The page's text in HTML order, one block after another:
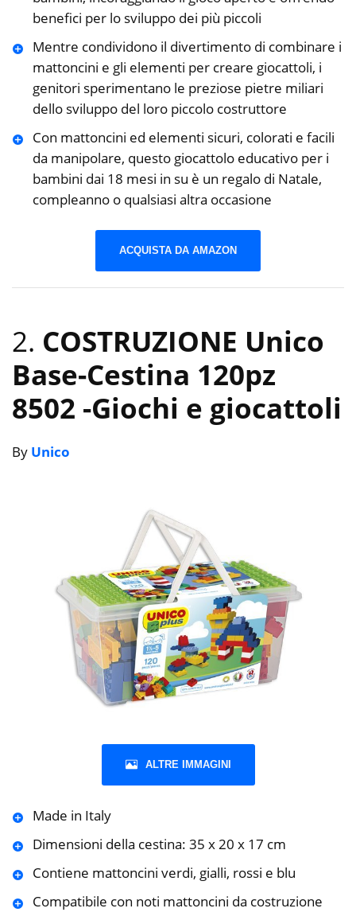
benefici per lo sviluppo dei più piccoli
Mentre condividono il divertimento di combinare i
mattoncini e gli elementi per creare giocattoli, i
genitori sperimentano le preziose pietre miliari
dello sviluppo del loro piccolo costruttore
Con mattoncini ed elementi sicuri, colorati e facili
da manipolare, questo giocattolo educativo per i
bambini dai 18 mesi in su è un regalo di Natale,
compleanno o qualsiasi altra occasione
ACQUISTA DA AMAZON
2. COSTRUZIONE Unico
Base-Cestina 120pz
8502 -Giochi e giocattoli
By Unico
ALTRE IMMAGINI
Made in Italy
Dimensioni della cestina: 35 x 20 x 17 cm
Contiene mattoncini verdi, gialli, rossi e blu
Compatibile con noti mattoncini da costruzione